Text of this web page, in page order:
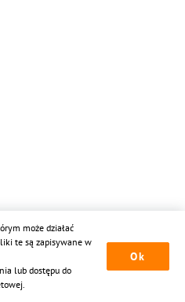
może działać
te są zapisywane w
lub dostępu do
Ok